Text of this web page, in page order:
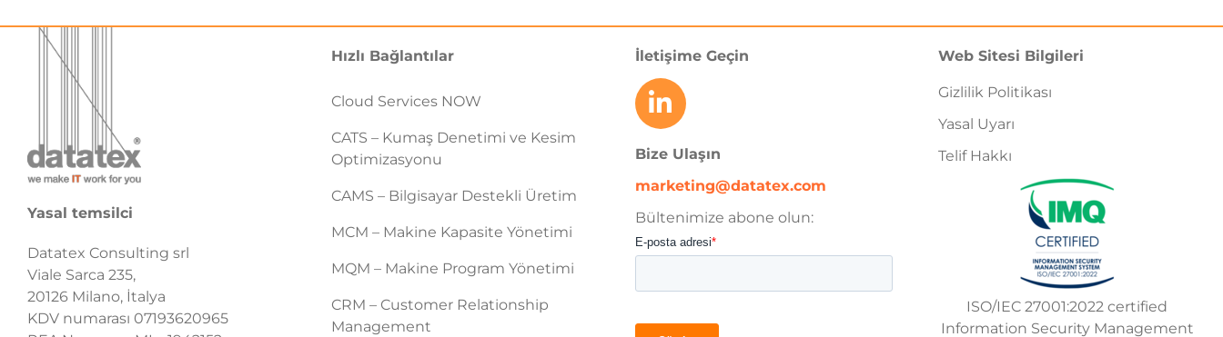
Yasal temsilci
Datatex Consulting srl
Viale Sarca 235,
20126 Milano, İtalya
KDV numarası 07193620965
Hızlı Bağlantılar
Cloud Services NOW
CATS – Kumaş Denetimi ve Kesim
Optimizasyonu
CAMS – Bilgisayar Destekli Üretim
MCM – Makine Kapasite Yönetimi
MQM – Makine Program Yönetimi
CRM – Customer Relationship
Management
İletişime Geçin
Bize Ulaşın
marketing@datatex.com
Bültenimize abone olun:
Web Sitesi Bilgileri
Gizlilik Politikası
Yasal Uyarı
Telif Hakkı
ISO/IEC 27001:2022 certified
Information Security Management